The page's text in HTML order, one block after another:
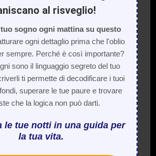
al risveglio!
sogno ogni mattina su questo
ogni dettaglio prima che l'oblio
sempre. Perché è così importante?
sono il linguaggio segreto del tuo
ti permette di decodificare i tuoi
superare le tue paure e trovare
che la logica non può darti.
le tue notti in una guida per
la tua vita.